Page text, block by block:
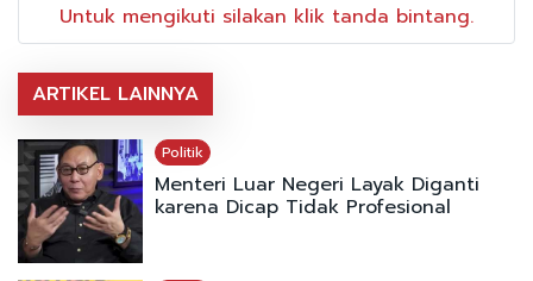
Untuk mengikuti silakan klik tanda bintang.
ARTIKEL LAINNYA
Politik
Menteri Luar Negeri Layak Diganti
karena Dicap Tidak Profesional